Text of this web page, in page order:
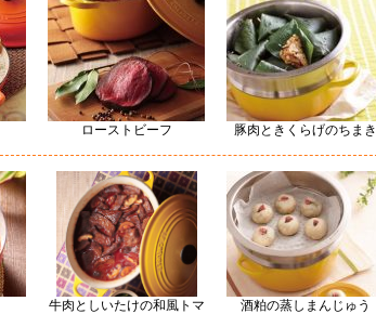
ローストビーフ 豚肉ときくらげのちまき
牛肉としいたけの和風トマ
酒粕の蒸しまんじゅう